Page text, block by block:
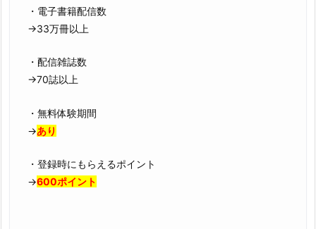
・電子書籍配信数
→33万冊以上
・配信雑誌数
→70誌以上
・無料体験期間
→あり
・登録時にもらえるポイント
→600ポイント